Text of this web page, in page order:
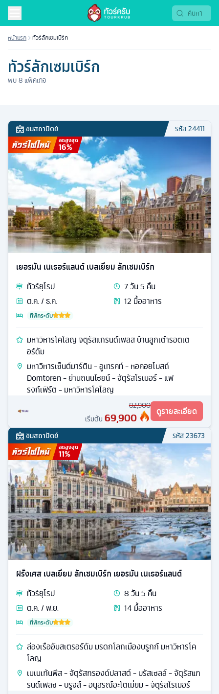
หน้าแรก ทัวร์ลักเซมเบิร์ก
ทัวร์ลักเซมเบิร์ก
พบ8 แพ็คเกจ
ชมสถาปัตย์ รหัส24411
ลดสูงสุด
16%
เยอรมัน เนเธอร์แลนด์ เบลเยี่ยม ลักเซมเบิร์ก
ทัวร์ยุโรป 7วัน5 คืน
ต.ค. / ธ.ค.
12 มื้ออาหาร
ที่พักระดับ
มหาวิหารโคโลญ จตุรัสแกรนด์เพลส บ้านลูกเต๋ารอตเต
อร์ดัม
มหาวิหารเซ็นต์มาร์ติน - อูเทรคท์ - หอคอยโบสถ์
Domtoren - ย่านถนนไซยน์ - จัตุรัสโรเมอร์ - แฟ
รงก์เฟิร์ต - มหาวิหารโคโลญ
82,900
เริ่มต้น 69,900 ดูรายละเอียด
ชมสถาปัตย์ รหัส23673
ลดสูงสุด
11%
ฝรั่งเศส เบลเยี่ยม ลักเซมเบิร์ก เยอรมัน เนเธอร์แลนด์
ทัวร์ยุโรป 8วัน5 คืน
ต.ค. / พ.ย.
14 มื้ออาหาร
ที่พักระดับ
ล่องเรืออัมสเตรอร์ดัม มรดกโลกเมืองบรูกก์ มหาวิหารโค
โลญ
เมเนเก้นพีส - จัตุรัสกรองด์ปลาสต์ - บรัสเซลล์ - จัตุรัสแก
รนด์เพลซ - บรูจส์ - อนุสรณ์อะโตเมี่ยม - จัตุรัสโรเมอร์